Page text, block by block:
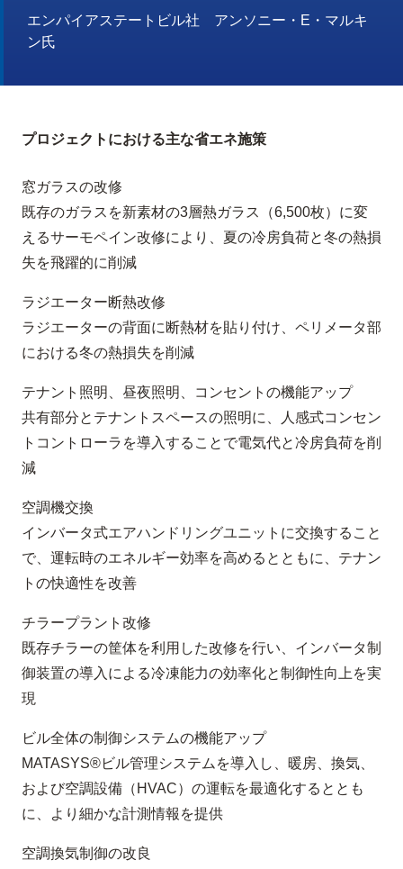
エンパイアステートビル社 アンソニー・E・マルキ
ン氏
プロジェクトにおける主な省エネ施策
窓ガラスの改修
既存のガラスを新素材の3層熱ガラス（6,500枚）に変
えるサーモペイン改修により、夏の冷房負荷と冬の熱損
失を飛躍的に削減
ラジエーター断熱改修
ラジエーターの背面に断熱材を貼り付け、ペリメータ部
における冬の熱損失を削減
テナント照明、昼夜照明、コンセントの機能アップ
共有部分とテナントスペースの照明に、人感式コンセン
トコントローラを導入することで電気代と冷房負荷を削
減
空調機交換
インバータ式エアハンドリングユニットに交換すること
で、運転時のエネルギー効率を高めるとともに、テナン
トの快適性を改善
チラープラント改修
既存チラーの筐体を利用した改修を行い、インバータ制
御装置の導入による冷凍能力の効率化と制御性向上を実
現
ビル全体の制御システムの機能アップ
MATASYS®ビル管理システムを導入し、暖房、換気、
および空調設備（HVAC）の運転を最適化するととも
に、より細かな計測情報を提供
空調換気制御の改良